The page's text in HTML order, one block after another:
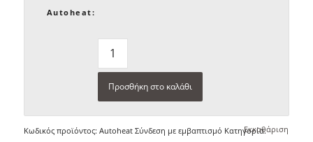
Autoheat:
Εκκαθάριση
Προσθήκη στο καλάθι
Κωδικός προϊόντος: Autoheat Σύνδεση με εμβαπτισμό Κατηγορία: